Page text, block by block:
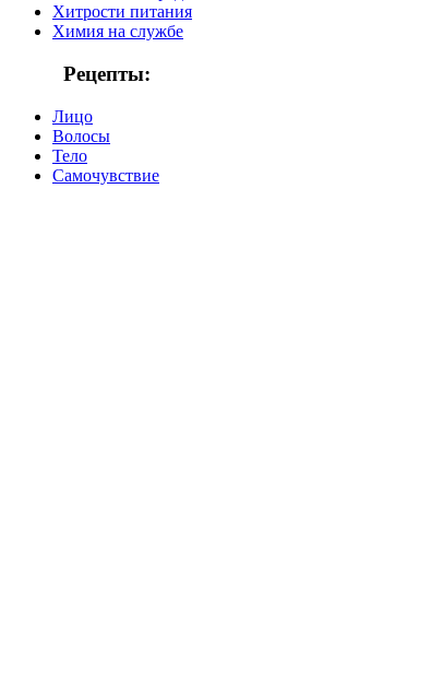
Хитрости питания
Химия на службе
Рецепты:
Лицо
Волосы
Тело
Самочувствие